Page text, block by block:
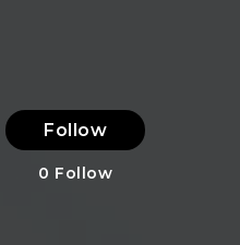
Follow
0 Follow